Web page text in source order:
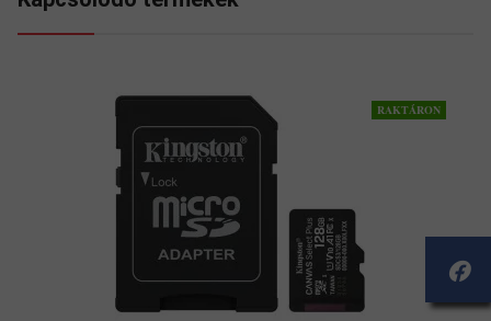
RAKTÁRON